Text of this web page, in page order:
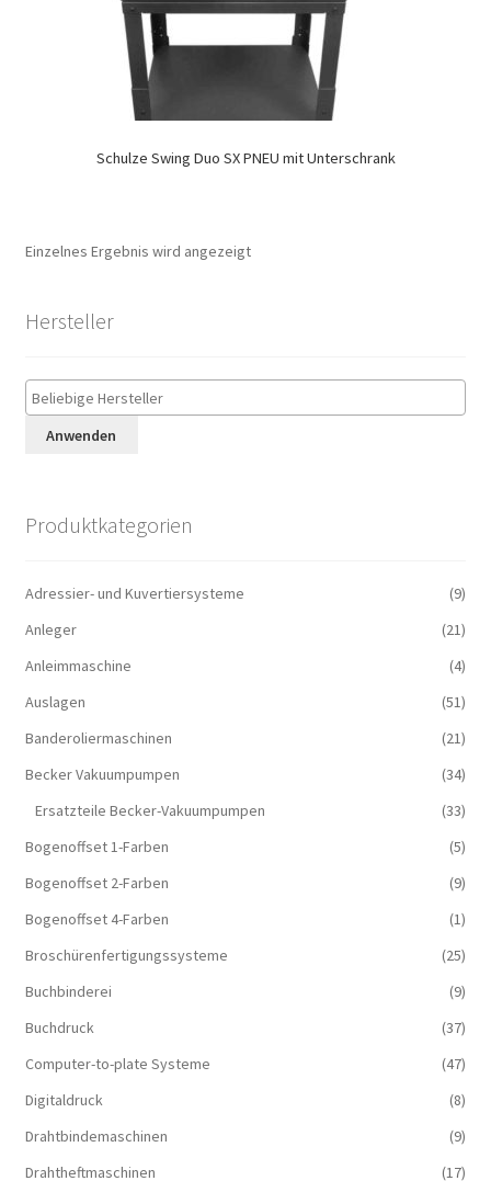
Schulze Swing Duo SX PNEU mit Unterschrank
Einzelnes Ergebnis wird angezeigt
Hersteller
Anwenden
Produktkategorien
Adressier- und Kuvertiersysteme
(9)
Anleger
(21)
Anleimmaschine
(4)
Auslagen
(51)
Banderoliermaschinen
(21)
Becker Vakuumpumpen
(34)
Ersatzteile Becker-Vakuumpumpen
(33)
Bogenoffset 1-Farben
(5)
Bogenoffset 2-Farben
(9)
Bogenoffset 4-Farben
(1)
Broschürenfertigungssysteme
(25)
Buchbinderei
(9)
Buchdruck
(37)
Computer-to-plate Systeme
(47)
Digitaldruck
(8)
Drahtbindemaschinen
(9)
Drahtheftmaschinen
(17)